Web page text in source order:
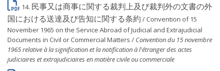
14. 民事又は商事に関する裁判上及び裁判外の文書の外
国における送達及び告知に関する条約 / Convention of 15
November 1965 on the Service Abroad of Judicial and Extrajudicial
Documents in Civil or Commercial Matters / Convention du 15 novembre
1965 relative à la signification et la notification à l'étranger des actes
judiciaires et extrajudiciaires en matière civile ou commerciale